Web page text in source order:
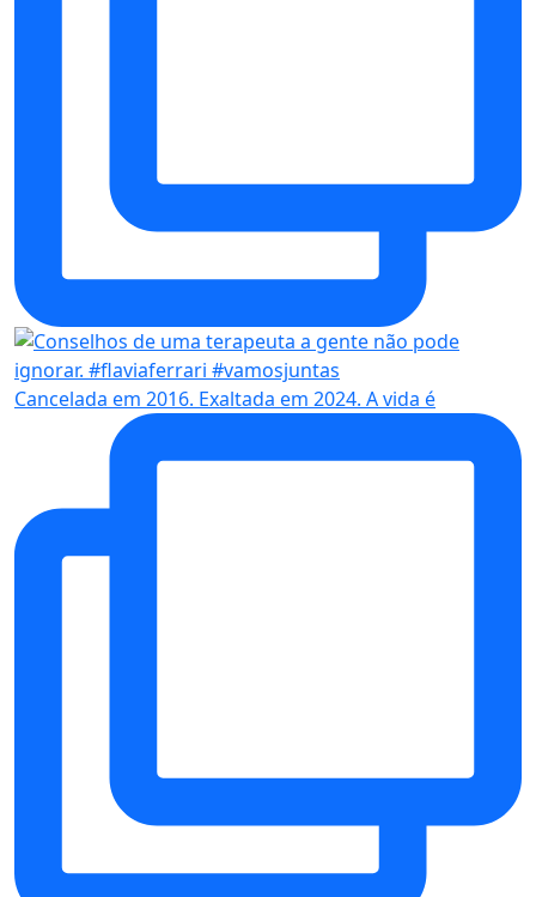
Cancelada em 2016. Exaltada em 2024. A vida é